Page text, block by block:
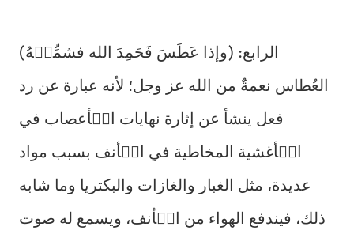
الرابع: (وإذا عَطَسَ فَحَمِدَ الله فشمِّتۡهُ)
العُطاس نعمةٌ من الله عز وجل؛ لأنه عبارة عن رد
فعل ينشأ عن إثارة نهايات الۡأعصاب في
الۡأغشية المخاطية في الۡأنف بسبب مواد
عديدة، مثل الغبار والغازات والبكتريا وما شابه
ذلك، فيندفع الهواء من الۡأنف، ويسمع له صوت